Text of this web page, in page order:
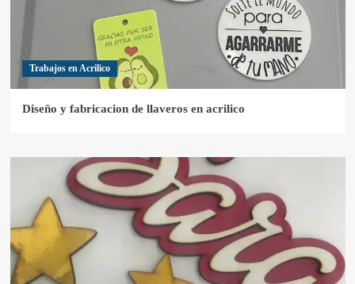
Trabajos en Acrilico
Diseño y fabricacion de llaveros en acrilico